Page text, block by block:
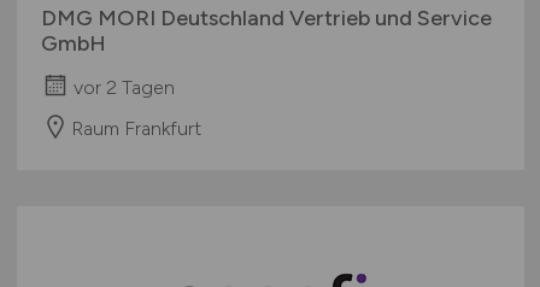
DMG MORI Deutschland Vertrieb und Service
GmbH
vor 2 Tagen
Raum Frankfurt